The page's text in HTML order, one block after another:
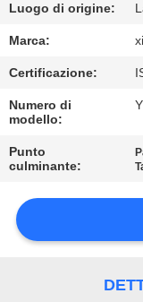
DELLA
QUALITÀ
CASI
Luogo di origine:
Marca:
Certificazione:
Numero di
modello:
Punto
culminante: